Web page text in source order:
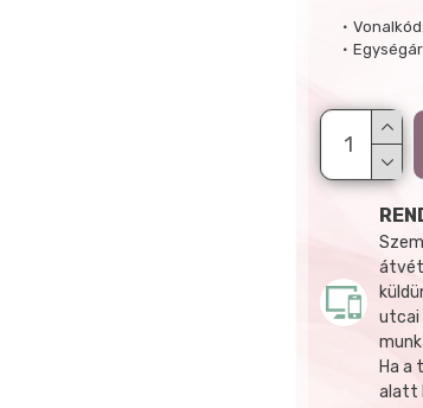
Vonalkód:
utcai
Ha a
alatt